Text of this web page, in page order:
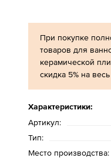
При покупке
товаров для
керамической
скидка 5% на весь
Характеристики:
Артикул:
Тип:
Место производства: